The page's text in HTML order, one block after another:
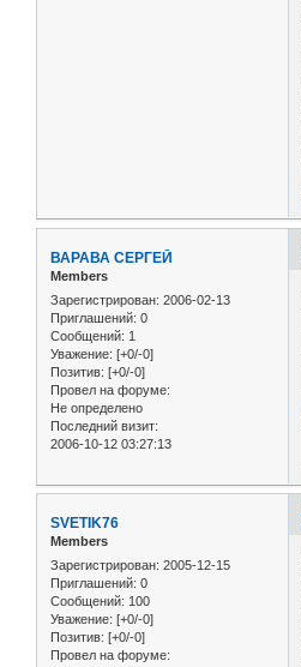
ВАРАВА СЕРГЕЙ
Members
Зарегистрирован: 2006-02-13
Приглашений: 0
Сообщений: 1
Уважение: [+0/-0]
Позитив: [+0/-0]
Провел на форуме:
Не определено
Последний визит:
2006-10-12 03:27:13
SVETIK76
Members
Зарегистрирован: 2005-12-15
Приглашений: 0
Сообщений: 100
Уважение: [+0/-0]
Позитив: [+0/-0]
Провел на форуме: